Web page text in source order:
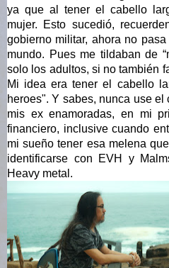
ya que al tener el cabello
mujer. Esto sucedió,
gobierno militar, ahora no
mundo. Pues me tildaban de
solo los adultos, si no también
Mi idea era tener el cabello
heroes". Y sabes, nunca use
mis ex enamoradas, en mi
financiero, inclusive cuando
mi sueño tener esa melena
identificarse con EVH y
Heavy metal.